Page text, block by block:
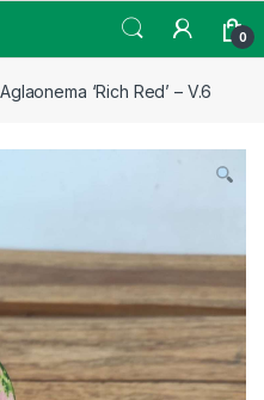
0
Aglaonema ‘Rich Red’ – V.6